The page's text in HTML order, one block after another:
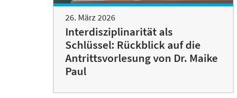
26. März 2026
Interdisziplinarität als
Schlüssel: Rückblick auf die
Antrittsvorlesung von Dr. Maike
Paul